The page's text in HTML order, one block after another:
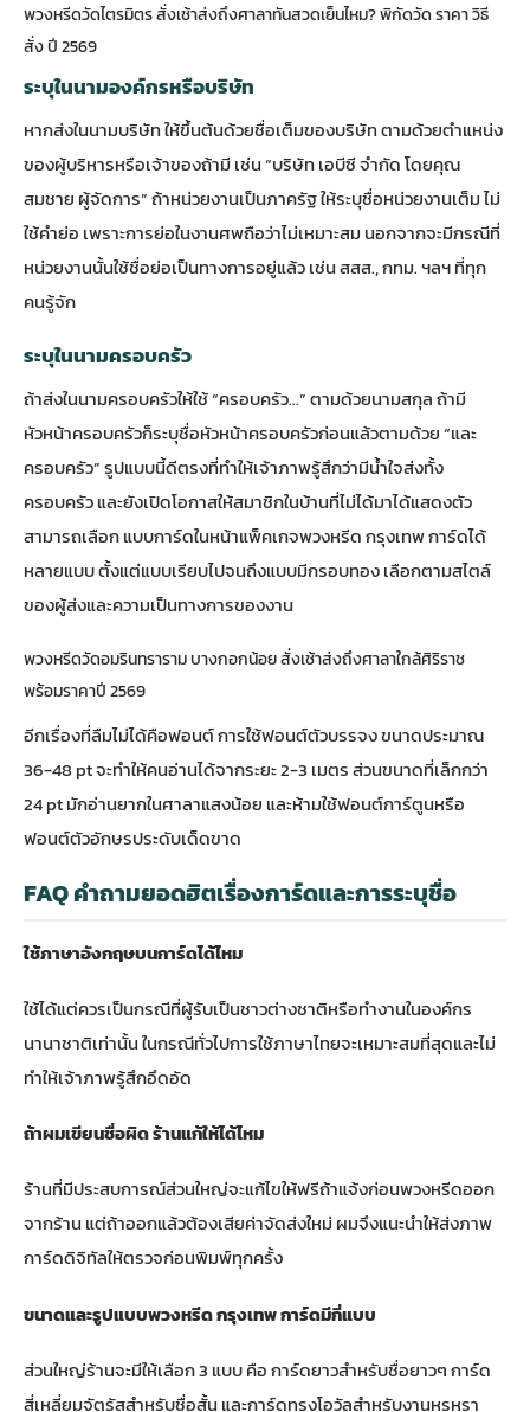
พวงหรีดวัดไตรมิตร สั่งเช้าส่งถึงศาลาทันสวดเย็นไหม? พิกัดวัด ราคา วิธี
สั่ง ปี 2569
ระบุในนามองค์กรหรือบริษัท
หากส่งในนามบริษัท ให้ขึ้นต้นด้วยชื่อเต็มของบริษัท ตามด้วยตำแหน่ง
ของผู้บริหารหรือเจ้าของถ้ามี เช่น “บริษัท เอบีซี จำกัด โดยคุณ
สมชาย ผู้จัดการ” ถ้าหน่วยงานเป็นภาครัฐ ให้ระบุชื่อหน่วยงานเต็ม ไม่
ใช้คำย่อ เพราะการย่อในงานศพถือว่าไม่เหมาะสม นอกจากจะมีกรณีที่
หน่วยงานนั้นใช้ชื่อย่อเป็นทางการอยู่แล้ว เช่น สสส., กทม. ฯลฯ ที่ทุก
คนรู้จัก
ระบุในนามครอบครัว
ถ้าส่งในนามครอบครัวให้ใช้ “ครอบครัว…” ตามด้วยนามสกุล ถ้ามี
หัวหน้าครอบครัวก็ระบุชื่อหัวหน้าครอบครัวก่อนแล้วตามด้วย “และ
ครอบครัว” รูปแบบนี้ดีตรงที่ทำให้เจ้าภาพรู้สึกว่ามีน้ำใจส่งทั้ง
ครอบครัว และยังเปิดโอกาสให้สมาชิกในบ้านที่ไม่ได้มาได้แสดงตัว
สามารถเลือกแบบการ์ดในหน้าแพ็คเกจพวงหรีด กรุงเทพ การ์ดได้
หลายแบบตั้งแต่แบบเรียบไปจนถึงแบบมีกรอบทอง เลือกตามสไตล์
ของผู้ส่งและความเป็นทางการของงาน
พวงหรีดวัดอมรินทราราม บางกอกน้อย สั่งเช้าส่งถึงศาลาใกล้ศิริราช
พร้อมราคาปี 2569
อีกเรื่องที่ลืมไม่ได้คือฟอนต์ การใช้ฟอนต์ตัวบรรจง ขนาดประมาณ
36-48 pt จะทำให้คนอ่านได้จากระยะ 2-3 เมตร ส่วนขนาดที่เล็กกว่า
24 pt มักอ่านยากในศาลาแสงน้อย และห้ามใช้ฟอนต์การ์ตูนหรือ
ฟอนต์ตัวอักษรประดับเด็ดขาด
FAQ คำถามยอดฮิตเรื่องการ์ดและการระบุชื่อ
ใช้ภาษาอังกฤษบนการ์ดได้ไหม
ใช้ได้แต่ควรเป็นกรณีที่ผู้รับเป็นชาวต่างชาติหรือทำงานในองค์กร
นานาชาติเท่านั้น ในกรณีทั่วไปการใช้ภาษาไทยจะเหมาะสมที่สุดและไม่
ทำให้เจ้าภาพรู้สึกอึดอัด
ถ้าผมเขียนชื่อผิด ร้านแก้ให้ได้ไหม
ร้านที่มีประสบการณ์ส่วนใหญ่จะแก้ไขให้ฟรีถ้าแจ้งก่อนพวงหรีดออก
จากร้าน แต่ถ้าออกแล้วต้องเสียค่าจัดส่งใหม่ ผมจึงแนะนำให้ส่งภาพ
การ์ดดิจิทัลให้ตรวจก่อนพิมพ์ทุกครั้ง
ขนาดและรูปแบบพวงหรีด กรุงเทพ การ์ดมีกี่แบบ
ส่วนใหญ่ร้านจะมีให้เลือก 3 แบบ คือ การ์ดยาวสำหรับชื่อยาวๆ การ์ด
สี่เหลี่ยมจัตุรัสสำหรับชื่อสั้น และการ์ดทรงโอวัลสำหรับงานหรูหรา